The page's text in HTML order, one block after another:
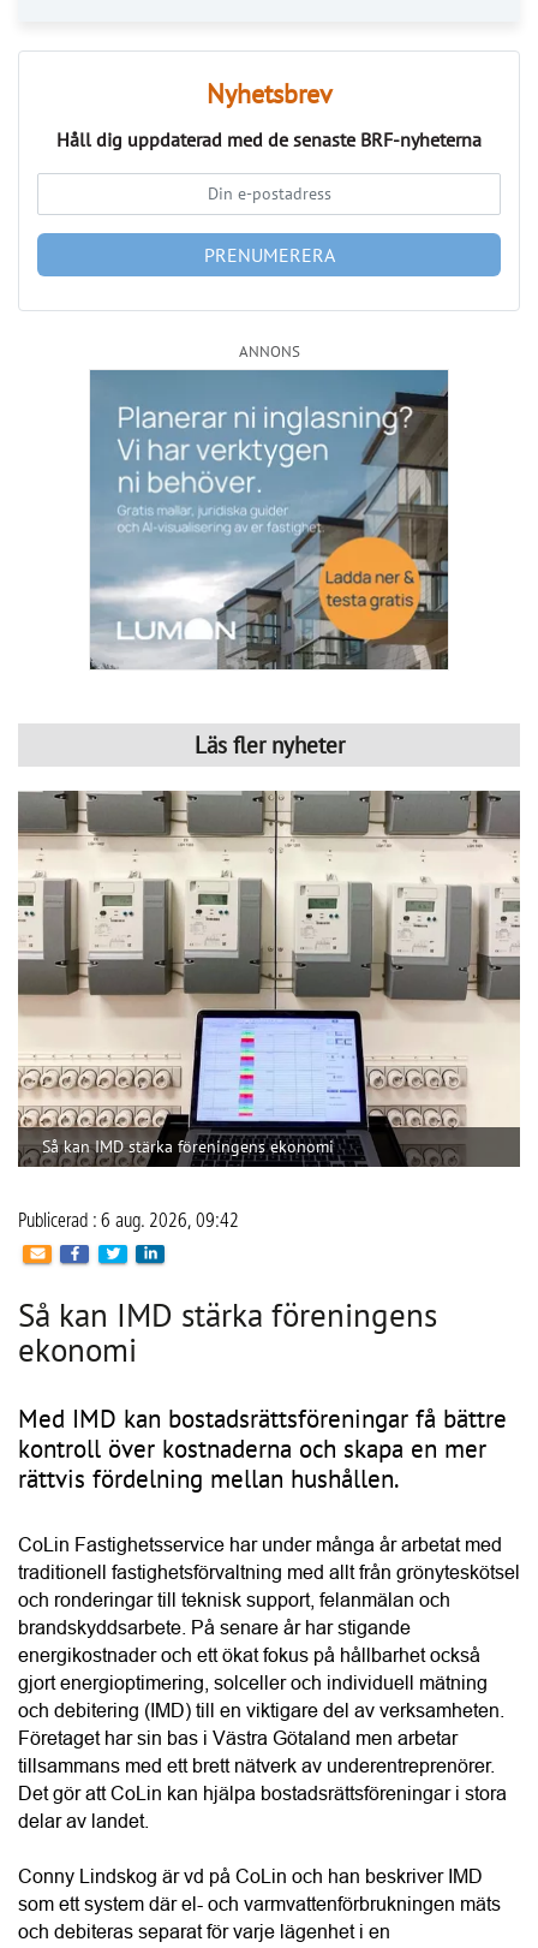
Publicerad : 6 aug. 2026, 09:42
Så kan IMD stärka föreningens
ekonomi
Med IMD kan bostadsrättsföreningar få bättre
kontroll över kostnaderna och skapa en mer
rättvis fördelning mellan hushållen.
CoLin Fastighetsservice har under många år arbetat med
traditionell fastighetsförvaltning med allt från grönyteskötsel
och ronderingar till teknisk support, felanmälan och
brandskyddsarbete. På senare år har stigande
energikostnader och ett ökat fokus på hållbarhet också
gjort energioptimering, solceller och individuell mätning
och debitering (IMD) till en viktigare del av verksamheten.
Företaget har sin bas i Västra Götaland men arbetar
tillsammans med ett brett nätverk av underentreprenörer.
Det gör att CoLin kan hjälpa bostadsrättsföreningar i stora
delar av landet.
som ett system där el- och varmvattenförbrukningen mäts
och debiteras separat för varje lägenhet i en
den egna användningen ökar också incitamentet att
minska förbrukningen. Enligt Conny kan
vattenanvändningen ofta minska med omkring 20 procent
efter att IMD har införts.
“Vattenanvändningen kan minska med omkring 20 procent
med IMD.”
Conny Lindskog, CoLin Fastighetsservice
När IMD införs kan föreningen dessutom samla
elabonnemangen i ett gemensamt avtal i stället för att varje
hushåll har ett eget. Det kan sänka
abonnemangskostnaden för hushållen och samtidigt ge en
mer rättvis fördelning av den faktiska förbrukningen. För
kontroll över energi- och vattenkostnaderna vilket kan
stärka ekonomin över tid och bidra till ett högre
Conny, eftersom föreningen får bättre förutsättningar att
arbeta aktivt med att minska sin resursanvändning.
“IMD är en smart energilösning för bostadsrättsföreningar
som vill sänka kostnaderna och öka fastighetsvärdet.”
Conny Lindskog, CoLin Fastighetsservice
Enligt Conny är det helheten i CoLins erbjudande som
många bostadsrättsföreningar uppskattar mest. Styrelsen
och teknisk analys till ekonomisk kalkyl, installation,
driftsättning samt löpande uppföljning och support. Många
kunder återkommer också med nya uppdrag, antingen för
HITTA LEVERANTÖR
Hantera kakor